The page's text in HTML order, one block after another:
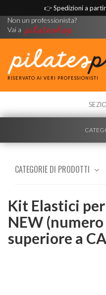
👉Spedizioni a
Non un professionista?
Vai a
RISERVATO AI VERI PROFESSIONISTI
CATEGORIE DI PRODOTTI
Kit Elastici
NEW
superiore a